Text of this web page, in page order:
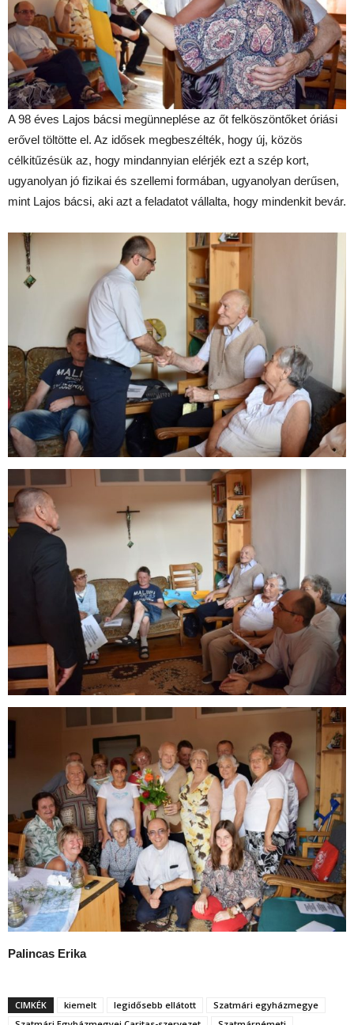
A 98 éves Lajos bácsi megünneplése az őt felköszöntőket óriási
erővel töltötte el. Az idősek megbeszélték, hogy új, közös
célkitűzésük az, hogy mindannyian elérjék ezt a szép kort,
ugyanolyan jó fizikai és szellemi formában, ugyanolyan derűsen,
mint Lajos bácsi, aki azt a feladatot vállalta, hogy mindenkit bevár.
Palincas Erika
CIMKÉK kiemelt legidősebb ellátott
Szatmári egyházmegye